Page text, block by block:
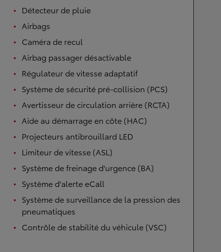
Détecteur de pluie
Airbags
Caméra de recul
Airbag passager désactivable
Régulateur de vitesse adaptatif
Système de sécurité pré-collision (PCS)
Avertisseur de circulation arrière (RCTA)
Aide au démarrage en côte (HAC)
Projecteurs antibrouillard LED
Limiteur de vitesse (ASL)
Système de freinage d'urgence (BA)
Système d'alerte eCall
Système de surveillance de la pression des
pneumatiques
Contrôle de stabilité du véhicule (VSC)